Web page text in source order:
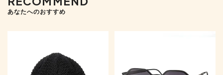
あなたへのおすすめ